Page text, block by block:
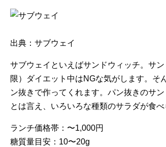
出典：サブウェイ
サブウェイといえばサンドウィッチ。サ
限）ダイエット中はNGな気がします。そ
ン抜きで作ってくれます。パン抜きのサ
とは言え、いろいろな種類のサラダが食
ランチ価格帯：〜1,000円
糖質量目安：10〜20g